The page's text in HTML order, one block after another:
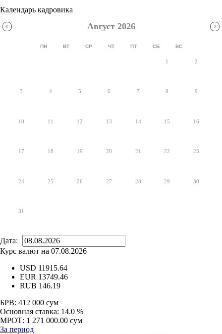
Календарь кадровика
Август 2026
ПН ВТ СР ЧТ ПТ СБ ВС
1 2
3 4 5 6 7 8 9
10 11 12 13 14 15 16
17 18 19 20 21 22 23
24 25 26 27 28 29 30
31
Дата:
Курс валют на 07.08.2026
USD 11915.64
EUR 13749.46
RUB 146.19
БРВ: 412 000 сум
Основная ставка: 14.0 %
МРОТ: 1 271 000.00 сум
За период